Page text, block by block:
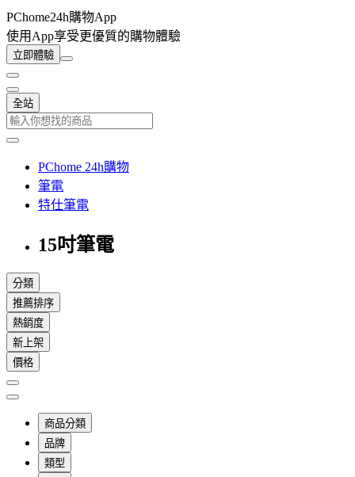
PChome24h購物App
使用App享受更優質的購物體驗
立即體驗
全站
PChome 24h購物
筆電
特仕筆電
15吋筆電
分類
推薦排序
熱銷度
新上架
價格
商品分類
品牌
類型